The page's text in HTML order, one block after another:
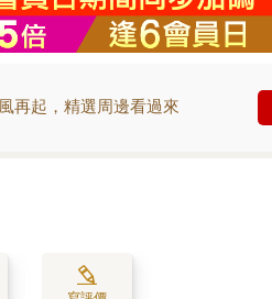
再起，精選周邊看過來